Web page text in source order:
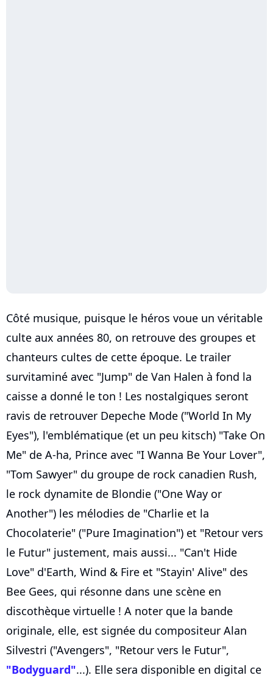
Côté musique, puisque le héros voue un véritable
culte aux années 80, on retrouve des groupes et
chanteurs cultes de cette époque. Le trailer
survitaminé avec "Jump" de Van Halen à fond la
caisse a donné le ton ! Les nostalgiques seront
ravis de retrouver Depeche Mode ("World In My
Eyes"), l'emblématique (et un peu kitsch) "Take On
Me" de A-ha, Prince avec "I Wanna Be Your Lover",
"Tom Sawyer" du groupe de rock canadien Rush,
le rock dynamite de Blondie ("One Way or
Another") les mélodies de "Charlie et la
Chocolaterie" ("Pure Imagination") et "Retour vers
le Futur" justement, mais aussi... "Can't Hide
Love" d'Earth, Wind & Fire et "Stayin' Alive" des
Bee Gees, qui résonne dans une scène en
discothèque virtuelle ! A noter que la bande
originale, elle, est signée du compositeur Alan
Silvestri ("Avengers", "Retour vers le Futur",
"Bodyguard"...). Elle sera disponible en digital ce